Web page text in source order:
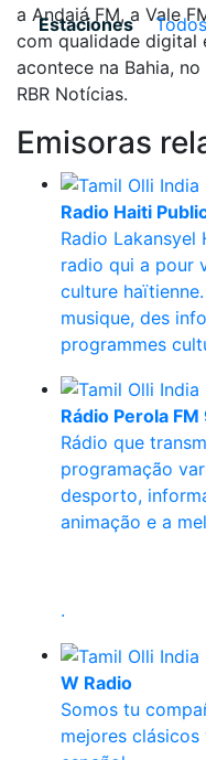
Estaciones
a Andaiá FM, a Vale
com qualidade digital
acontece na Bahia,
RBR Notícias.
Emisoras
Radio Haiti
Radio
radio qui a pour
culture
musique, des
programmes
Rádio Perola
Rádio que
programação
desporto,
animação e a
.
W Radio
Somos tu
mejores